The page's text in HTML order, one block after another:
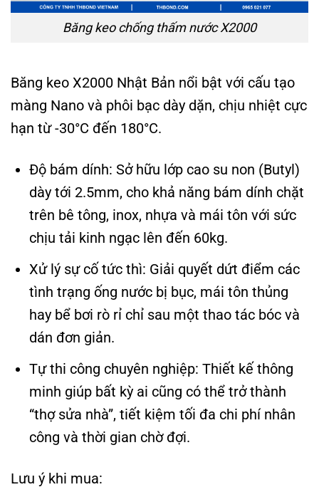
Băng keo chống thấm nước X2000
Băng keo X2000 Nhật Bản nổi bật với cấu tạo
màng Nano và phôi bạc dày dặn, chịu nhiệt cực
hạn từ -30°C đến 180°C.
Độ bám dính: Sở hữu lớp cao su non (Butyl)
dày tới 2.5mm, cho khả năng bám dính chặt
trên bê tông, inox, nhựa và mái tôn với sức
chịu tải kinh ngạc lên đến 60kg.
Xử lý sự cố tức thì: Giải quyết dứt điểm các
tình trạng ống nước bị bục, mái tôn thủng
hay bể bơi rò rỉ chỉ sau một thao tác bóc và
dán đơn giản.
Tự thi công chuyên nghiệp: Thiết kế thông
minh giúp bất kỳ ai cũng có thể trở thành
“thợ sửa nhà”, tiết kiệm tối đa chi phí nhân
công và thời gian chờ đợi.
Lưu ý khi mua: